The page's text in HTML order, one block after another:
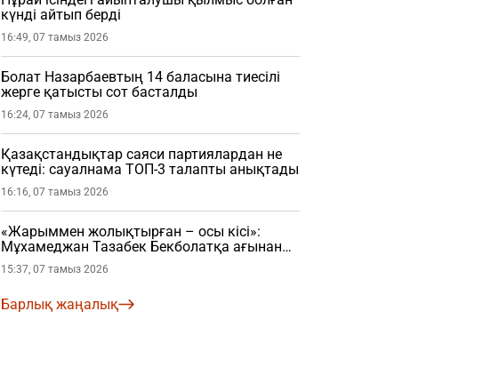
күнді айтып берді
16:49, 07 тамыз 2026
Болат Назарбаевтың 14 баласына тиесілі
жерге қатысты сот басталды
16:24, 07 тамыз 2026
Қазақстандықтар саяси партиялардан не
күтеді: сауалнама ТОП-3 талапты анықтады
16:16, 07 тамыз 2026
«Жарыммен жолықтырған – осы кісі»:
Мұхамеджан Тазабек Бекболатқа ағынан
жарылды
15:37, 07 тамыз 2026
Барлық жаңалық